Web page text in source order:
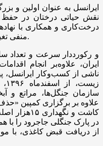
ایرانسل به عنوان اولین و
نقش حیاتی درختان در حفظ
درخت‌کاری و همکاری با
منفی تغییرات اقلیمی کشور تلاش کرده است.
ایران، علاوه‌بر انجام
ناشی از کسب‌وکار
سازمان جنگل‌ها، مراتع و
در پارک جنگلی جاجرود را با